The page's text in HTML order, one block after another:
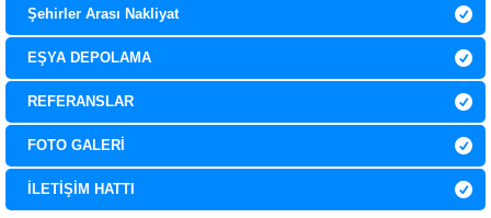
Şehirler Arası Nakliyat
EŞYA DEPOLAMA
REFERANSLAR
FOTO GALERİ
İLETİŞİM HATTI